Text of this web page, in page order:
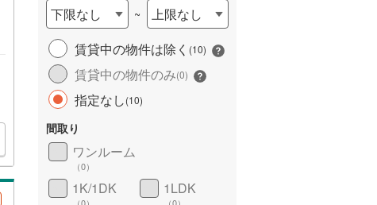
下限なし ~
上限なし
賃貸中の物件は除く (10)
賃貸中の物件のみ(0)
指定なし(10)
間取り
ワンルーム
（0）
1K/1DK 1LDK
中央本線（JR東海） 0)
太多線 (0)
名松線(0)
東海道本線（JR西日本）
小浜線(
城端線( 0)
関西本線（JR西日本） 0 )